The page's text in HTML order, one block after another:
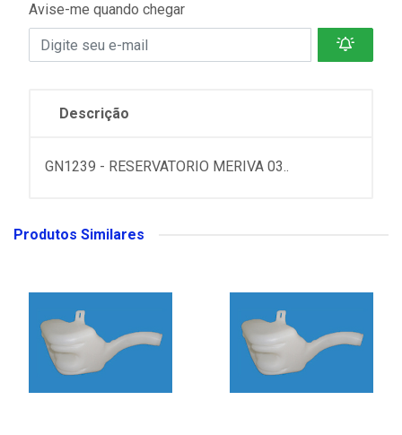
Avise-me quando chegar
Descrição
GN1239 - RESERVATORIO MERIVA 03..
Produtos Similares